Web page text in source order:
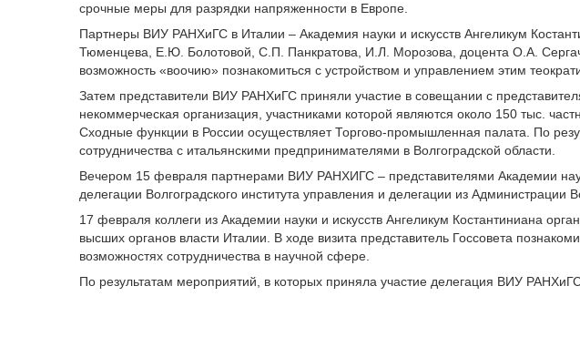
срочные меры для разрядки напряженности в Европе.
Партнеры ВИУ РАНХиГС в Италии – Академия науки и искусств Ангеликум
Тюменцева, Е.Ю. Болотовой, С.П. Панкратова, И.Л. Морозова, доцента О.А.
возможность «воочию» познакомиться с устройством и управлением этим
Затем представители ВИУ РАНХиГС приняли участие в совещании с
некоммерческая организация, участниками которой являются около 150 тыс.
Сходные функции в России осуществляет Торгово-промышленная палата. По
сотрудничества с итальянскими предпринимателями в Волгоградской области.
Вечером 15 февраля партнерами ВИУ РАНХИГС – представителями Академии
делегации Волгоградского института управления и делегации из Администрации
17 февраля коллеги из Академии науки и искусств Ангеликум Костантиниана
высших органов власти Италии. В ходе визита представитель Госсовета
возможностях сотрудничества в научной сфере.
По результатам мероприятий, в которых приняла участие делегация ВИУ